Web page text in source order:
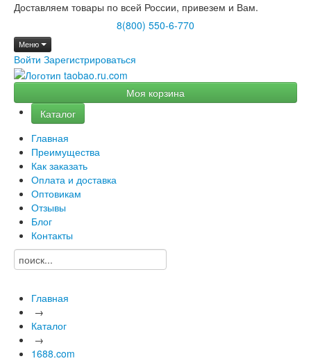
Доставляем товары по всей России, привезем и Вам.
8(800) 550-6-770
Меню
Войти Зарегистрироваться
Моя корзина
Каталог
Главная
Преимущества
Как заказать
Оплата и доставка
Оптовикам
Отзывы
Блог
Контакты
Главная
→
Каталог
→
1688.com